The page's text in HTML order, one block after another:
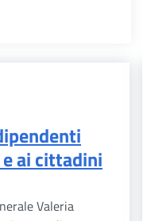
ai cittadini
Valeria